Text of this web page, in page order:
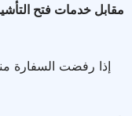
مقابل خدمات فتح
إذا رفضت السفارة